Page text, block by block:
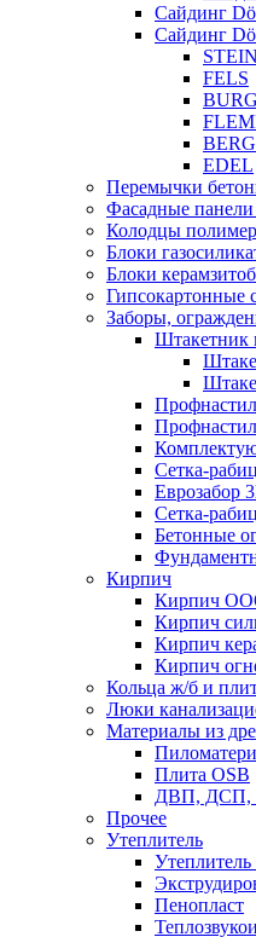
Сайдинг
Сайдинг
STEIN
FELS
BURG
BERG
EDEL
Перемычки
Фасадные
Колодцы
Блоки
Блоки
Гипсокартонные
Заборы,
Штакетник
Сетка-
Еврозабор
Сетка-
Бетонные
Кирпич
Кирпич
Кирпич
Кирпич
Кирпич
Кольца ж/б и
Люки
Материалы из
Плита OSB
ДВП,
Прочее
Утеплитель
Пенопласт